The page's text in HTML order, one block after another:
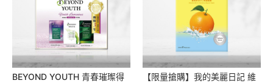
BEYOND YOUTH 青春璀璨得
【限量搶購】我的美麗日記 維